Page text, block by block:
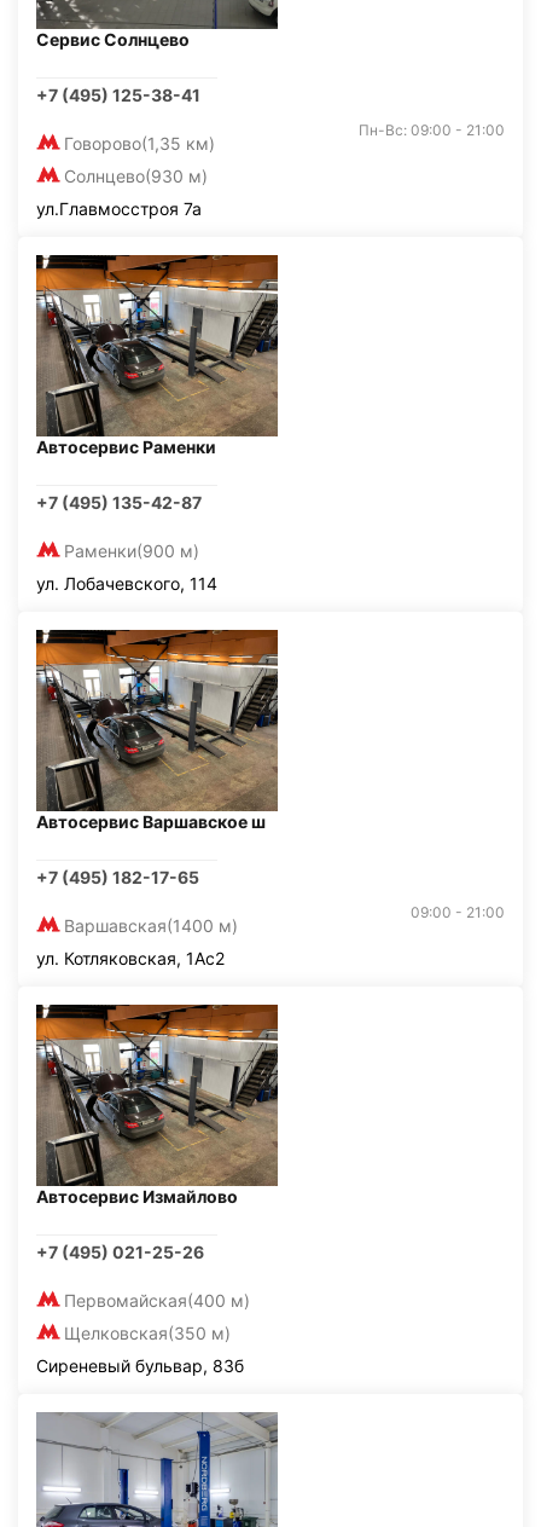
Сервис Солнцево
+7 (495) 125-38-41
Говорово(1,35 км)
Солнцево(930 м)
Пн-Вс: 09:00 - 21:00
ул.Главмосстроя 7а
Автосервис Раменки
+7 (495) 135-42-87
Раменки(900 м)
ул. Лобачевского, 114
Автосервис Варшавское ш
+7 (495) 182-17-65
Варшавская(1400 м)
09:00 - 21:00
ул. Котляковская, 1Ас2
Автосервис Измайлово
+7 (495) 021-25-26
Первомайская(400 м)
Щелковская(350 м)
Сиреневый бульвар, 83б